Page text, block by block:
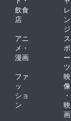
飲食
店
レ
ン
ジ
アニ
メ・
漫画
ス
ポ
ー
ツ
ファ
ッ
ショ
ン
映
像
・
映
画